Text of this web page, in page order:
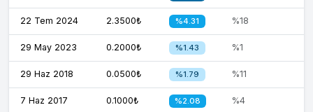
22 Tem 2024 2.3500₺ %4.31 %18
29 May 2023 0.2000₺ %1.43 %1
29 Haz 2018 0.0500₺ %1.79 %11
7 Haz 2017 0.1000₺ %2.08 %4